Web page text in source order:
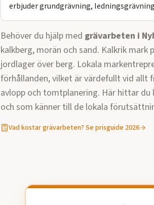
erbjuder grundgrävning,
Behöver du hjälp med grävarbeten i
kalkberg, morän och sand. Kalkrik mark
jordlager över berg. Lokala
förhållanden, vilket är värdefullt vid allt
avlopp och tomtplanering. Här hittar du
och som känner till de lokala
Vad kostargrävarbeten? Se prisguide 2026